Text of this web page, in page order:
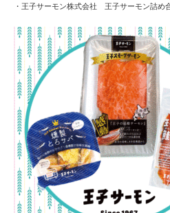
・王子サーモン株式会社 王子サーモン詰め